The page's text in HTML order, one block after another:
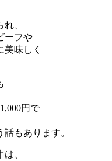
、
ーフや
味しく
円で
もあります。
、